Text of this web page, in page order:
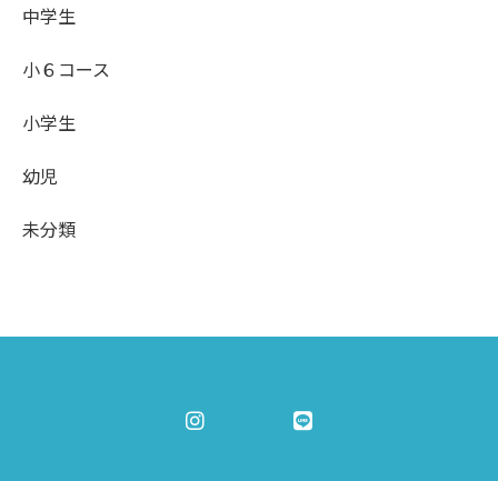
中学生
小６コース
小学生
幼児
未分類